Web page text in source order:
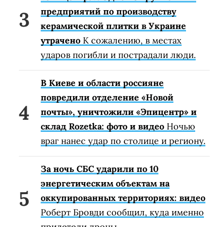
предприятий по производству
керамической плитки в Украине
утрачено К сожалению, в местах
ударов погибли и пострадали люди.
В Киеве и области россияне
повредили отделение «Новой
почты», уничтожили «Эпицентр» и
склад Rozetka: фото и видео Ночью
враг нанес удар по столице и региону.
За ночь СБС ударили по 10
энергетическим объектам на
оккупированных территориях: видео
Роберт Бровди сообщил, куда именно